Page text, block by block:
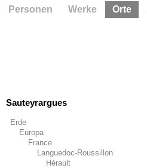
Sauteyrargues
Erde
Europa
France
Languedoc-Roussillon
Hérault
Personen Werke Orte